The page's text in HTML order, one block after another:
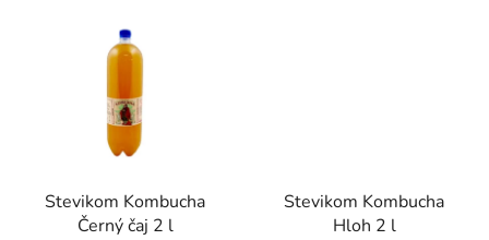
Stevikom Kombucha
Černý čaj 2 l
Stevikom Kombucha
Hloh 2 l